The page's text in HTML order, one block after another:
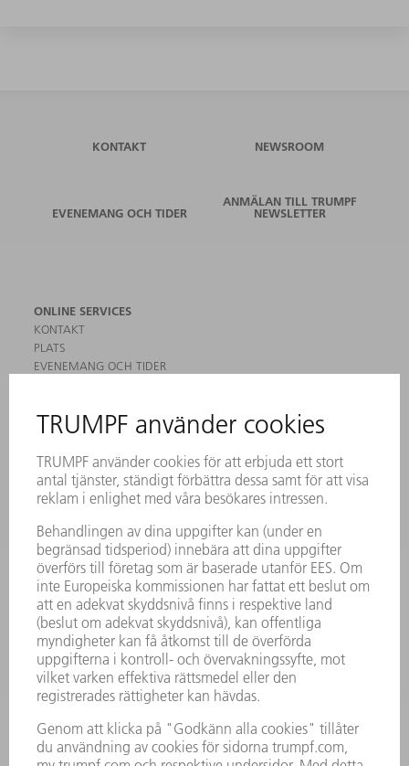
KONTAKT NEWSROOM
EVENEMANG OCH TIDER
ANMÄLAN TILL TRUMPF
NEWSLETTER
ONLINE SERVICES
KONTAKT
PLATS
EVENEMANG OCH TIDER
SÄKERHETSDATABLAD
MASKINER & SYSTEM
LASER
KRAFTELEKTRONIK
SMART FACTORY
MJUKVARA
SERVICES
TILLÄMPNINGAR
BRANSCHER
FÖRETAG
KARRIÄR
LEDIGA TJÄNSTER
FÖRETAGSPROFIL
STYRELSE
FÖRETAGSPRINCIPER
ÖVERENSSTÄMMELSE